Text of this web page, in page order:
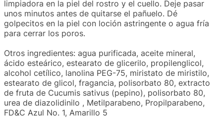
limpiadora en la piel del rostro y el cuello. Deje pasar
unos minutos antes de quitarse el pañuelo. Dé
golpecitos en la piel con loción astringente o agua fría
para cerrar los poros.
Otros ingredientes: agua purificada, aceite mineral,
ácido esteárico, estearato de glicerilo, propilenglicol,
alcohol cetílico, lanolina PEG-75, miristato de miristilo,
estearato de glicol, fragancia, polisorbato 80, extracto
de fruta de Cucumis sativus (pepino), polisorbato 80,
urea de diazolidinilo , Metilparabeno, Propilparabeno,
FD&C Azul No. 1, Amarillo 5